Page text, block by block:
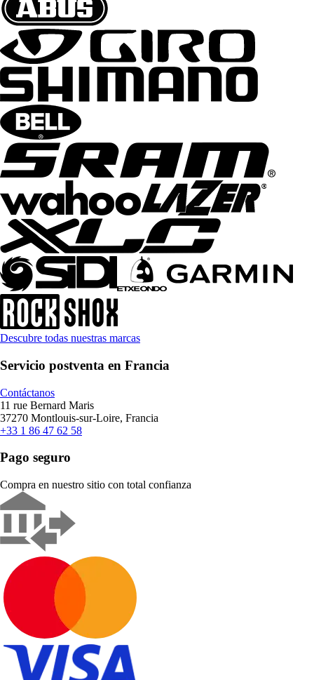
Descubre todas nuestras marcas
Servicio postventa en Francia
Contáctanos
11 rue Bernard Maris
37270 Montlouis-sur-Loire, Francia
+33 1 86 47 62 58
Pago seguro
Compra en nuestro sitio con total confianza